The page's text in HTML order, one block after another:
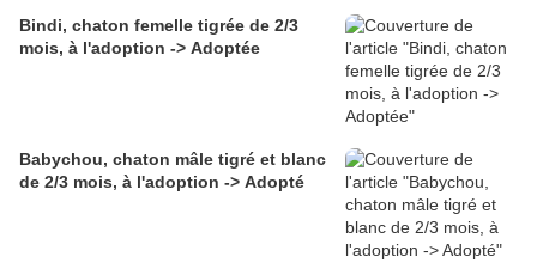
Bindi, chaton femelle tigrée de 2/3
mois, à l'adoption -> Adoptée
Babychou, chaton mâle tigré et blanc
de 2/3 mois, à l'adoption -> Adopté